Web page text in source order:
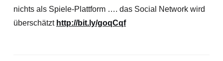
nichts als Spiele-Plattform …. das Social Network wird
überschätzt http://bit.ly/goqCqf